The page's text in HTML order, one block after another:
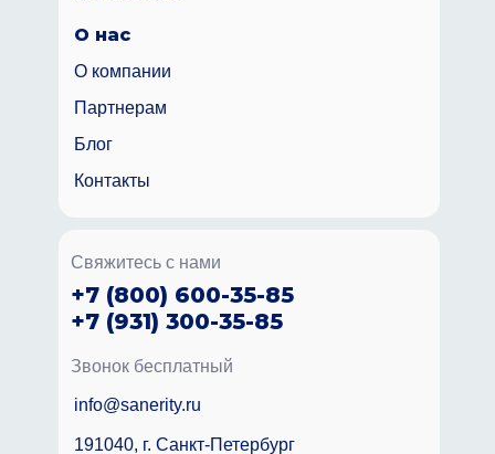
Партнерам
О компании
Блог
Контакты
О нас
+7 (931) 300-35-85
Свяжитесь с нами
Звонок бесплатный
info@sanerity.ru
191040, г. Санкт-Петербург
+7 (800) 600-35-85